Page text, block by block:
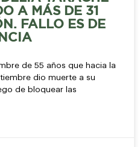
A MÁS DE 31
FALLO ES DE
de 55 años que hacia la
dio muerte a su
de bloquear las